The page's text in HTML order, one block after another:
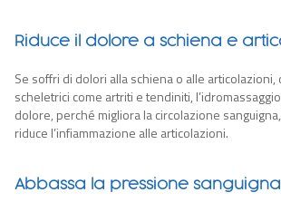
Riduce il dolore a schiena e
Se soffri di dolori alla schiena o alle
scheletrici come artriti e tendiniti,
dolore, perché migliora la circolazione
riduce l’infiammazione alle articolazioni.
Abbassa la pressione sanguigna